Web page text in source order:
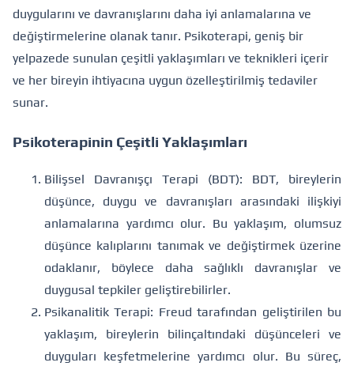
duygularını ve davranışlarını daha iyi anlamalarına ve
değiştirmelerine olanak tanır. Psikoterapi, geniş bir
yelpazede sunulan çeşitli yaklaşımları ve teknikleri içerir
ve her bireyin ihtiyacına uygun özelleştirilmiş tedaviler
sunar.
Psikoterapinin Çeşitli Yaklaşımları
Bilişsel Davranışçı Terapi (BDT): BDT, bireylerin
düşünce, duygu ve davranışları arasındaki ilişkiyi
anlamalarına yardımcı olur. Bu yaklaşım, olumsuz
düşünce kalıplarını tanımak ve değiştirmek üzerine
odaklanır, böylece daha sağlıklı davranışlar ve
duygusal tepkiler geliştirebilirler.
Psikanalitik Terapi: Freud tarafından geliştirilen bu
yaklaşım, bireylerin bilinçaltındaki düşünceleri ve
duyguları keşfetmelerine yardımcı olur. Bu süreç,